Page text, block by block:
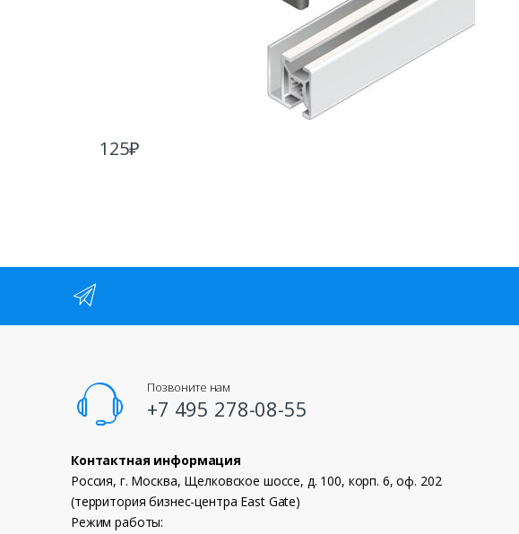
125₽
Позвоните нам
+7 495 278-08-55
Контактная информация
Россия, г. Москва, Щелковское шоссе, д. 100, корп. 6, оф. 202
(территория бизнес-центра East Gate)
Режим работы: